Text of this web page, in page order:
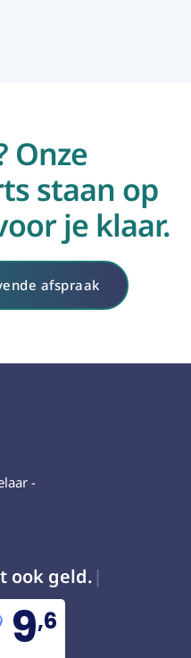
Onze
staan op
je klaar.
afspraak
-
ook geld.
9,6